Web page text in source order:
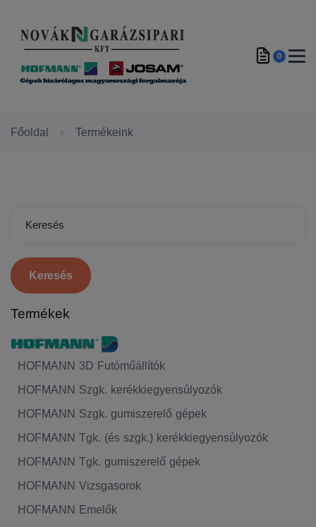
0
Főoldal Termékeink
Keresés
Termékek
HOFMANN 3D Futóműállítók
HOFMANN Szgk. kerékkiegyensúlyozók
HOFMANN Szgk. gumiszerelő gépek
HOFMANN Tgk. (és szgk.) kerékkiegyensúlyozók
HOFMANN Tgk. gumiszerelő gépek
HOFMANN Vizsgasorok
HOFMANN Emelők